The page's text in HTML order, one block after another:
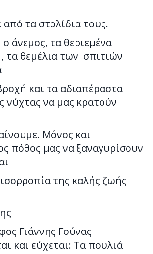
τα στολίδια τους.
άνεμος, τα θεριεμένα
τα θεμέλια των σπιτιών
και τα αδιαπέραστα
νύχτας να μας κρατούν
Μόνος και
πόθος μας να ξαναγυρίσουν
της καλής ζωής
Γιάννης Γούνας
και εύχεται: Τα πουλιά